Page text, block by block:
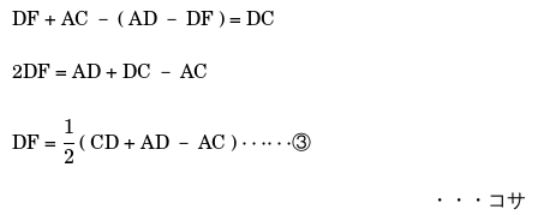
DF + AC － ( AD － DF ) = DC
2DF = AD + DC － AC
DF = \cfrac{1}
{2}
2
1
( CD + AD － AC ) \cdots\cdots
⋯⋯③
・・・コサ